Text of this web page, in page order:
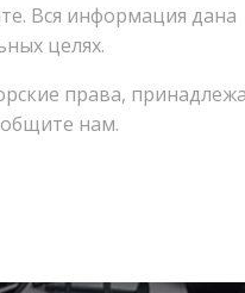
Вся информация дана
целях.
права,
нам.